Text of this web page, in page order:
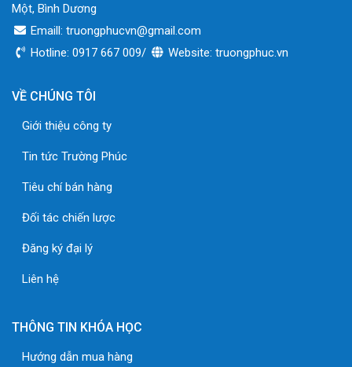
Một, Bình Dương
Emaill: truongphucvn@gmail.com
Hotline: 0917 667 009/
Website: truongphuc.vn
VỀ CHÚNG TÔI
Giới thiệu công ty
Tin tức Trường Phúc
Tiêu chí bán hàng
Đối tác chiến lược
Đăng ký đại lý
Liên hệ
THÔNG TIN KHÓA HỌC
Hướng dẫn mua hàng